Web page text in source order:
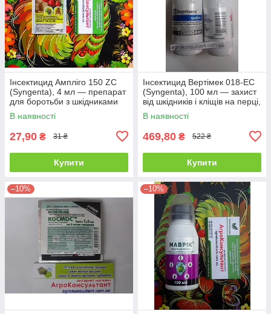
Інсектицид Ампліго 150 ZC
(Syngenta), 4 мл — препарат
для боротьби з шкідниками
В наявності
27,90 ₴ 31 ₴
Купити
Інсектицид Вертімек 018-ЕС
(Syngenta), 100 мл — захист
від шкідників і кліщів на перці,
баклажані, полуниці
В наявності
469,80 ₴ 522 ₴
Купити
–10% –10%